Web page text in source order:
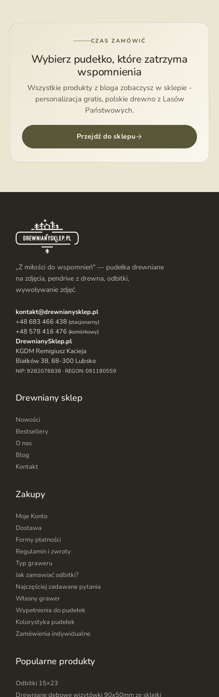
CZAS ZAMÓWIĆ
Wybierz pudełko, które zatrzyma
wspomnienia
Wszystkie produkty z bloga zobaczysz w sklepie -
personalizacja gratis, polskie drewno z Lasów
Państwowych.
Przejdź do sklepu
„Z miłości do wspomnień" — pudełka drewniane
na zdjęcia, pendrive z drewna, odbitki,
wywoływanie zdjęć.
kontakt@drewnianysklep.pl
+48 683 466 438 (stacjonarny)
+48 578 416 476 (komórkowy)
DrewnianySklep.pl
KGDM Remigiusz Kacieja
Białków 38, 68-300 Lubsko
NIP: 9282078838 · REGON: 081180559
Drewniany sklep
Nowości
Bestsellery
O nas
Blog
Kontakt
Zakupy
Moje Konto
Dostawa
Formy płatności
Regulamin i zwroty
Typ graweru
Jak zamawiać odbitki?
Najczęściej zadawane pytania
Własny grawer
Wypełnienia do pudełek
Kolorystyka pudełek
Zamówienia indywidualne
Popularne produkty
Odbitki 15×23
Drewniane dębowe wizytówki 90x50mm ze sklejki